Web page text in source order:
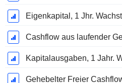
Eigenkapital, 1 Jhr.
Kapitalausgaben, 1 Jahr.
Gehebelter Freier